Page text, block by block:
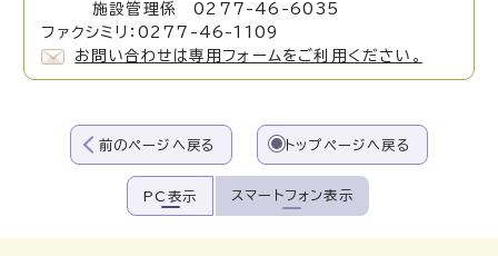
施設管理係 0277-46-6035
ファクシミリ：0277-46-1109
お問い合わせは専用フォームをご利用ください。
前のページへ戻る トップページへ戻る
PC表示 スマートフォン表示